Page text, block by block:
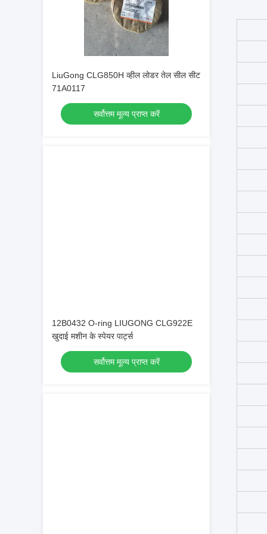
LiuGong CLG850H व्हील लोडर तेल सील सीट
71A0117
सर्वोत्तम मूल्य प्राप्त करें
12B0432 O-ring LIUGONG CLG922E
खुदाई मशीन के स्पेयर पार्ट्स
सर्वोत्तम मूल्य प्राप्त करें